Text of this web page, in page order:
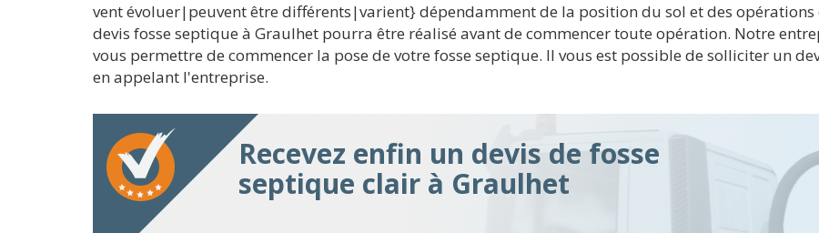
vent évoluer|peuvent être différents|varient} dépendamment de la position du sol et des
devis fosse septique à Graulhet pourra être réalisé avant de commencer toute opération. Notre
vous permettre de commencer la pose de votre fosse septique. Il vous est possible de solliciter un
en appelant l'entreprise.
Recevez enfin un devis de fosse
septique clair à Graulhet